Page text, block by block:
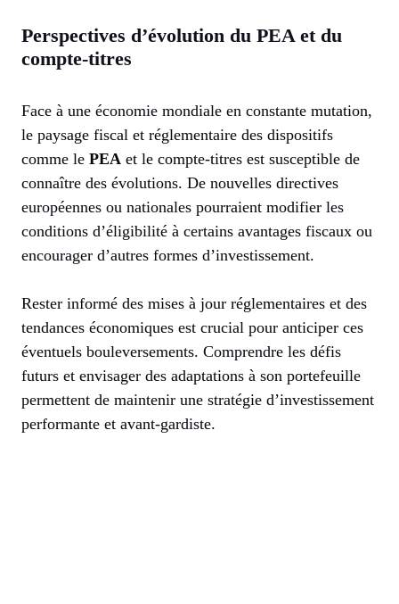
Perspectives d’évolution du PEA et du
compte-titres
Face à une économie mondiale en constante mutation,
le paysage fiscal et réglementaire des dispositifs
comme le PEA et le compte-titres est susceptible de
connaître des évolutions. De nouvelles directives
européennes ou nationales pourraient modifier les
conditions d’éligibilité à certains avantages fiscaux ou
encourager d’autres formes d’investissement.
Rester informé des mises à jour réglementaires et des
tendances économiques est crucial pour anticiper ces
éventuels bouleversements. Comprendre les défis
futurs et envisager des adaptations à son portefeuille
permettent de maintenir une stratégie d’investissement
performante et avant-gardiste.